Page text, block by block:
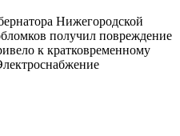
Нижегородской
получил повреждение
к кратковременному